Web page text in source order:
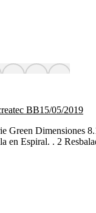
BB15/05/2019
Dimensiones
en Espiral. . 2